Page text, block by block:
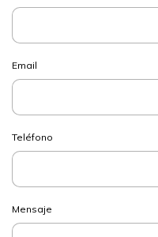
Email
Teléfono
Mensaje